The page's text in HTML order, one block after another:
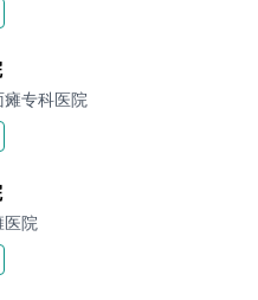
专科医院
医院